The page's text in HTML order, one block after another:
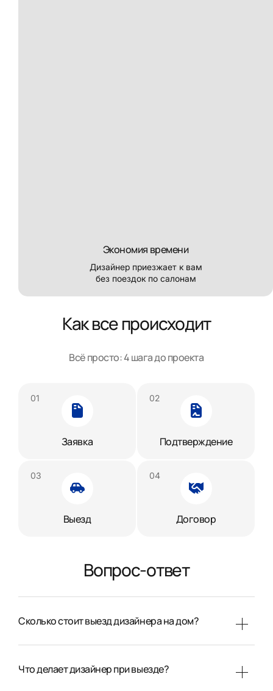
Экономия времени
Дизайнер приезжает к вам
без поездок по салонам
Как все происходит
Всё просто: 4 шага до проекта
Заявка Подтверждение
Выезд Договор
Вопрос-ответ
Сколько стоит выезд дизайнера на дом?
Что делает дизайнер при выезде?